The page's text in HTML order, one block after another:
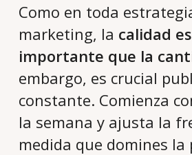
Como en toda
marketing, la calidad
importante que la
embargo, es crucial
constante. Comienza
la semana y ajusta la
medida que domines la